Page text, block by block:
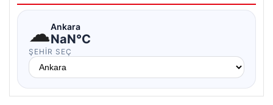
☁Ankara
NaN°C
ŞEHIR SEÇ